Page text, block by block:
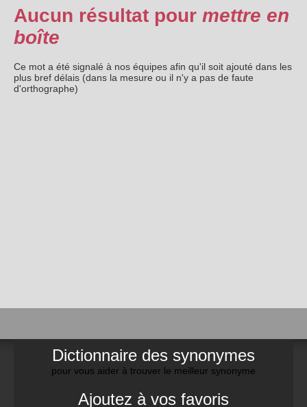
Aucun résultat pour mettre en
boîte
Ce mot a été signalé à nos équipes afin qu'il soit ajouté dans les
plus bref délais (dans la mesure ou il n'y a pas de faute
d'orthographe)
Dictionnaire des synonymes
pour vous aider à trouver le meilleur synonyme
Ajoutez à vos favoris